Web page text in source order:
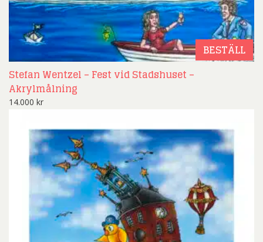
BESTÄLL
Stefan Wentzel – Fest vid Stadshuset –
Akrylmålning
14.000 kr